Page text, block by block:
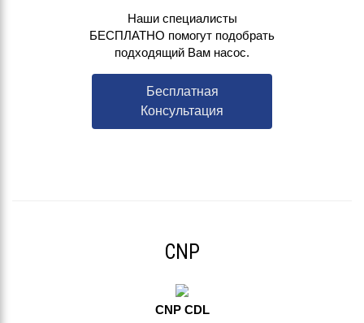
Наши специалисты
БЕСПЛАТНО помогут подобрать
подходящий Вам насос.
Бесплатная
Консультация
CNP
CNP CDL